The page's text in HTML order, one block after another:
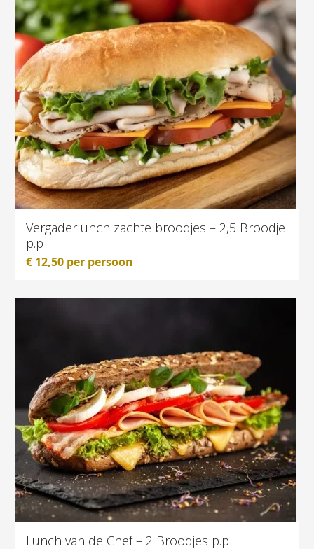
Vergaderlunch zachte broodjes – 2,5 Broodje
p.p
€ 12,50 per persoon
Lunch van de Chef – 2 Broodjes p.p